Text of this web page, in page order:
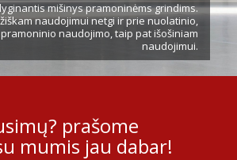
mišinys pramoninėms grindims.
naudojimui netgi ir prie nuolatinio,
naudojimo, taip pat išošiniam
naudojimui.
prašome
mumis jau dabar!